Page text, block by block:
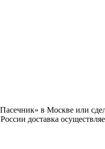
в Москве или
доставка